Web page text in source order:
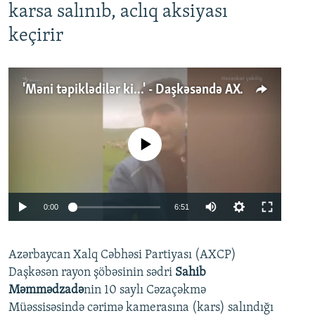
karsa salınıb, aclıq aksiyası
keçirir
'Məni təpiklədilər ki...' - Daşkəsəndə AXCP fəalının yaxınları onun həbsinə etiraz edirlər
Auto 240p 360p
720p 1080p
No media source currently available
0:00 6:51
360p
720p
Azərbaycan Xalq Cəbhəsi Partiyası (AXCP)
Daşkəsən rayon şöbəsinin sədri Sahib
Məmmədzadənin 10 saylı Cəzaçəkmə
Müəssisəsində cərimə kamerasına (kars) salındığı